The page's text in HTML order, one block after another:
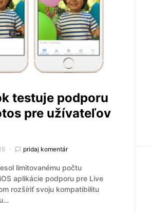
testuje podporu
pre užívateľov
pridaj komentár
limitovanému počtu
aplikácie podporu pre Live
rozšíriť svoju kompatibilitu